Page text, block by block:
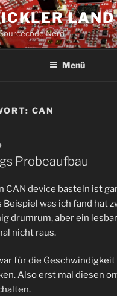
LAND
Nerd
Menü
CAN
Probeaufbau
CAN device basteln ist
Beispiel was ich fand hat
drumrum, aber ein
nicht raus.
für die Geschwindigkeit
Also erst mal diesen